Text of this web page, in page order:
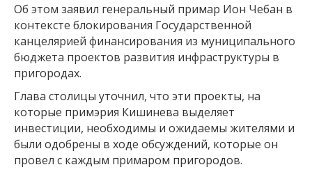
Об этом заявил генеральный примар Ион Чебан в
контексте блокирования Государственной
канцелярией финансирования из муниципального
бюджета проектов развития инфраструктуры в
пригородах.
Глава столицы уточнил, что эти проекты, на
которые примэрия Кишинева выделяет
инвестиции, необходимы и ожидаемы жителями и
были одобрены в ходе обсуждений, которые он
провел с каждым примаром пригородов.